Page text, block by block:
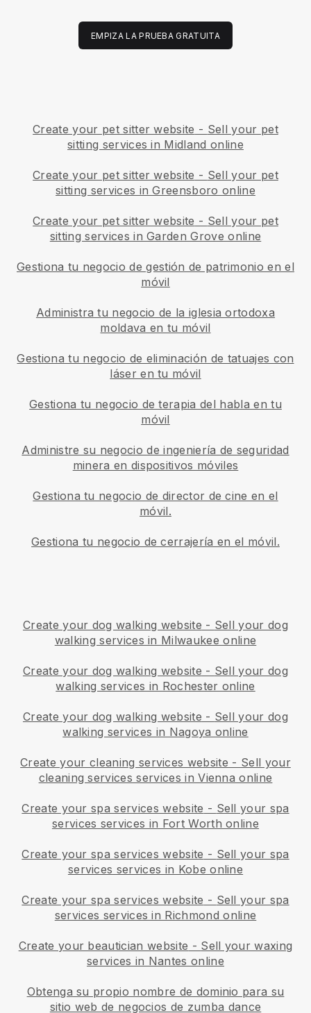
EMPIZA LA PRUEBA GRATUITA
Create your pet sitter website - Sell your pet
sitting services in Midland online
Create your pet sitter website - Sell your pet
sitting services in Greensboro online
Create your pet sitter website - Sell your pet
sitting services in Garden Grove online
Gestiona tu negocio de gestión de patrimonio en el
móvil
Administra tu negocio de la iglesia ortodoxa
moldava en tu móvil
Gestiona tu negocio de eliminación de tatuajes con
láser en tu móvil
Gestiona tu negocio de terapia del habla en tu
móvil
Administre su negocio de ingeniería de seguridad
minera en dispositivos móviles
Gestiona tu negocio de director de cine en el
móvil.
Gestiona tu negocio de cerrajería en el móvil.
Create your dog walking website - Sell your dog
walking services in Milwaukee online
Create your dog walking website - Sell your dog
walking services in Rochester online
Create your dog walking website - Sell your dog
walking services in Nagoya online
Create your cleaning services website - Sell your
cleaning services services in Vienna online
Create your spa services website - Sell your spa
services services in Fort Worth online
Create your spa services website - Sell your spa
services services in Kobe online
Create your spa services website - Sell your spa
services services in Richmond online
Create your beautician website - Sell your waxing
services in Nantes online
Obtenga su propio nombre de dominio para su
sitio web de negocios de zumba dance